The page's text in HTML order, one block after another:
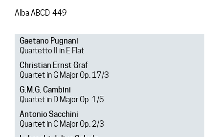
Alba ABCD-449
Gaetano Pugnani
Quartetto II in E Flat
Christian Ernst Graf
Quartet in G Major Op. 17/3
G.M.G. Cambini
Quartet in D Major Op. 1/5
Antonio Sacchini
Quartet in C Major Op. 2/3